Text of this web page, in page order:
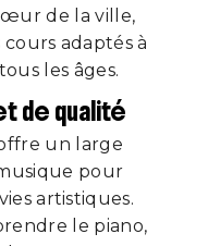
de la ville,
adaptés à
les âges.
de qualité
un large
pour
artistiques.
le piano,